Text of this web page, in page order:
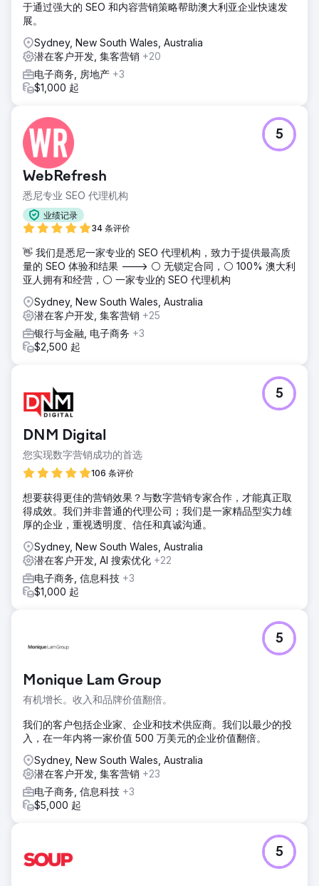
于通过强大的 SEO 和内容营销策略帮助澳大利亚企业快速发
展。
Sydney, New South Wales, Australia
潜在客户开发, 集客营销 +20
电子商务, 房地产 +3
$1,000 起
WebRefresh
悉尼专业 SEO 代理机构
业绩记录
34 条评价
5
👋 我们是悉尼一家专业的 SEO 代理机构，致力于提供最高质
量的 SEO 体验和结果 ---> ⚪ 无锁定合同，⚪ 100% 澳大利
亚人拥有和经营，⚪ 一家专业的 SEO 代理机构
Sydney, New South Wales, Australia
潜在客户开发, 集客营销 +25
银行与金融, 电子商务 +3
$2,500 起
DNM Digital
您实现数字营销成功的首选
106 条评价
5
想要获得更佳的营销效果？与数字营销专家合作，才能真正取
得成效。我们并非普通的代理公司；我们是一家精品型实力雄
厚的企业，重视透明度、信任和真诚沟通。
Sydney, New South Wales, Australia
潜在客户开发, AI 搜索优化 +22
电子商务, 信息科技 +3
$1,000 起
Monique Lam Group
有机增长。收入和品牌价值翻倍。
5
我们的客户包括企业家、企业和技术供应商。我们以最少的投
入，在一年内将一家价值 500 万美元的企业价值翻倍。
Sydney, New South Wales, Australia
潜在客户开发, 集客营销 +23
电子商务, 信息科技 +3
$5,000 起
5